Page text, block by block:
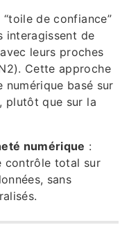
de confiance”
interagissent de
leurs proches
Cette approche
numérique basé sur
plutôt que sur la
numérique :
contrôle total sur
sans